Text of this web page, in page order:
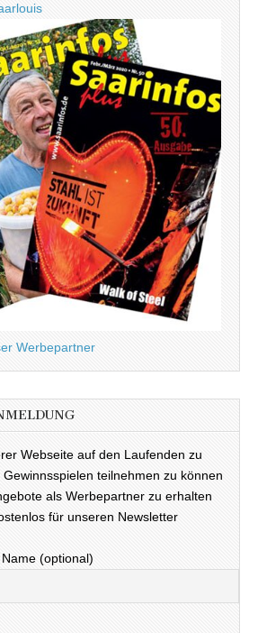
Werbepartner
Webseite auf den Laufenden zu
teilnehmen zu können
als Werbepartner zu erhalten
für unseren Newsletter
(optional)